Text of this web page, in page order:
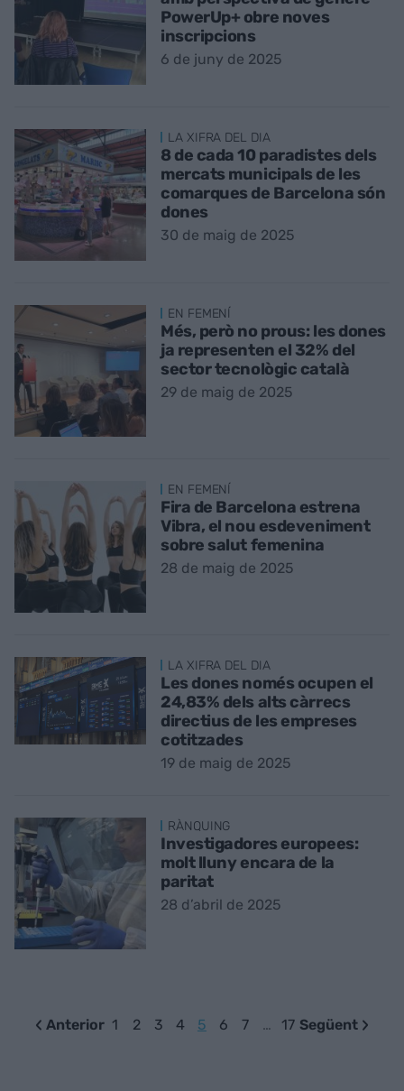
PowerUp+ obre noves
inscripcions
6 de juny de 2025
LA XIFRA DEL DIA
8 de cada 10 paradistes dels
mercats municipals de les
comarques de Barcelona són
dones
30 de maig de 2025
EN FEMENÍ
Més, però no prous: les dones
ja representen el 32% del
sector tecnològic català
29 de maig de 2025
EN FEMENÍ
Fira de Barcelona estrena
Vibra, el nou esdeveniment
sobre salut femenina
28 de maig de 2025
LA XIFRA DEL DIA
Les dones només ocupen el
24,83% dels alts càrrecs
directius de les empreses
cotitzades
19 de maig de 2025
RÀNQUING
Investigadores europees:
molt lluny encara de la
paritat
28 d’abril de 2025
Anterior 1 2 3 4 5 6 7 … 17 Següent